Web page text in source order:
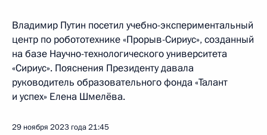
Владимир Путин посетил учебно-экспериментальный
центр по робототехнике «Прорыв-Сириус», созданный
на базе Научно-технологического университета
«Сириус». Пояснения Президенту давала
руководитель образовательного фонда «Талант
и успех» Елена Шмелёва.
29 ноября 2023 года21:45